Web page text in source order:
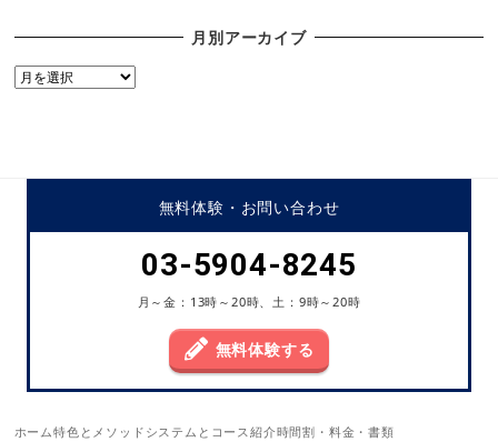
月別アーカイブ
月
無料体験・ お問い合わせ
03-5904-8245
月～金：13時～20時、土：9時～20時
無料体験する
ホーム特色とメソッド システムとコース紹介時間割・料金・書類